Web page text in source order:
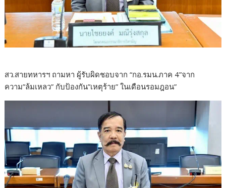
สว.สายทหารฯ ถามหา ผู้รับผิดชอบจาก “กอ.รมน.ภาค 4”จาก
ความ”ล้มเหลว” กับป้องกัน”เหตุร้าย” ในเดือนรอมฎอน”